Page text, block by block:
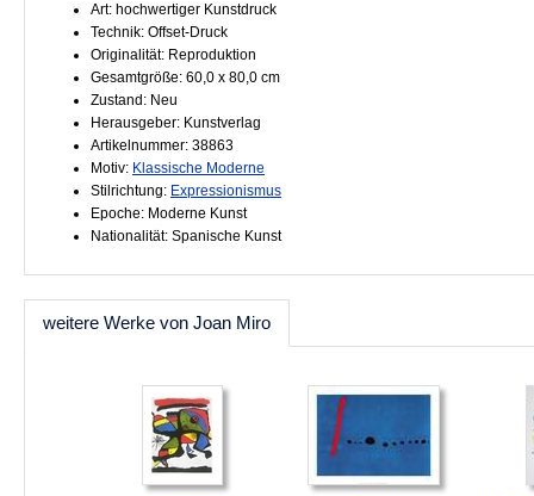
Art: hochwertiger Kunstdruck
Technik: Offset-Druck
Originalität: Reproduktion
Gesamtgröße: 60,0 x 80,0 cm
Zustand: Neu
Herausgeber: Kunstverlag
Artikelnummer: 38863
Motiv: Klassische Moderne
Stilrichtung: Expressionismus
Epoche: Moderne Kunst
Nationalität: Spanische Kunst
weitere Werke von Joan Miro